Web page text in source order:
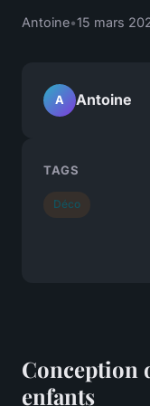
Antoine•15 mars
Conception
enfants
A Antoine
TAGS
Déco